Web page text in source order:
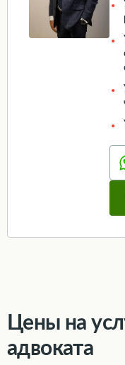
Цены на
адвоката